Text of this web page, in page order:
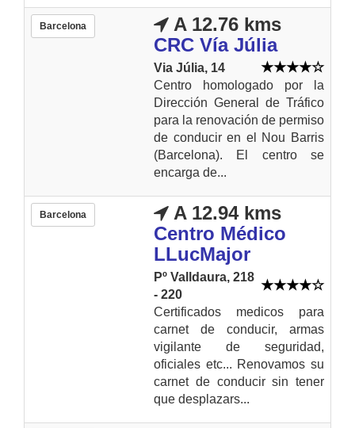
Barcelona
A 12.76 kms
CRC Vía Júlia
Via Júlia, 14
Centro homologado por la
Dirección General de Tráfico
para la renovación de permiso
de conducir en el Nou Barris
(Barcelona). El centro se
encarga de...
Barcelona
A 12.94 kms
Centro Médico
LLucMajor
Pº Valldaura, 218
- 220
Certificados medicos para
carnet de conducir, armas
vigilante de seguridad,
oficiales etc... Renovamos su
carnet de conducir sin tener
que desplazars...